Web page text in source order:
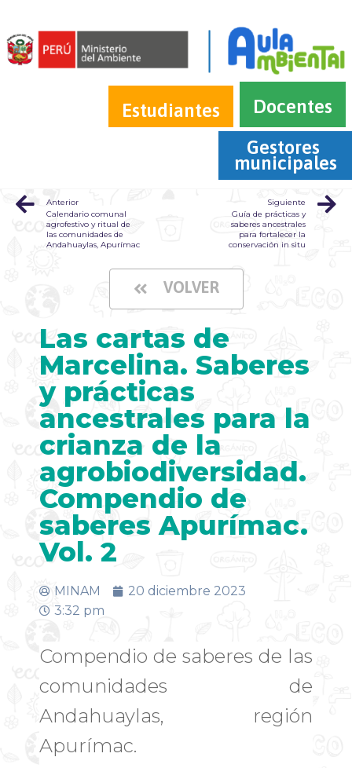
Estudiantes
Docentes
Gestores
municipales
Anterior
Calendario comunal
agrofestivo y ritual de
las comunidades de
Andahuaylas, Apurímac
Siguiente
Guía de prácticas y
saberes ancestrales
para fortalecer la
conservación in situ
VOLVER
Las cartas de
Marcelina. Saberes
y prácticas
ancestrales para la
crianza de la
agrobiodiversidad.
Compendio de
saberes Apurímac.
Vol. 2
MINAM
20 diciembre 2023
3:32 pm
Compendio de saberes de las
comunidades de
Andahuaylas, región
Apurímac.